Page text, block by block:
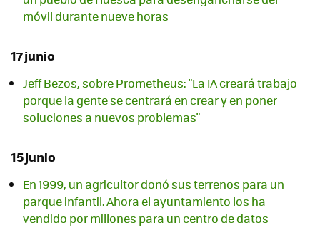
móvil durante nueve horas
17 junio
Jeff Bezos, sobre Prometheus: "La IA creará trabajo
porque la gente se centrará en crear y en poner
soluciones a nuevos problemas"
15 junio
En 1999, un agricultor donó sus terrenos para un
parque infantil. Ahora el ayuntamiento los ha
vendido por millones para un centro de datos